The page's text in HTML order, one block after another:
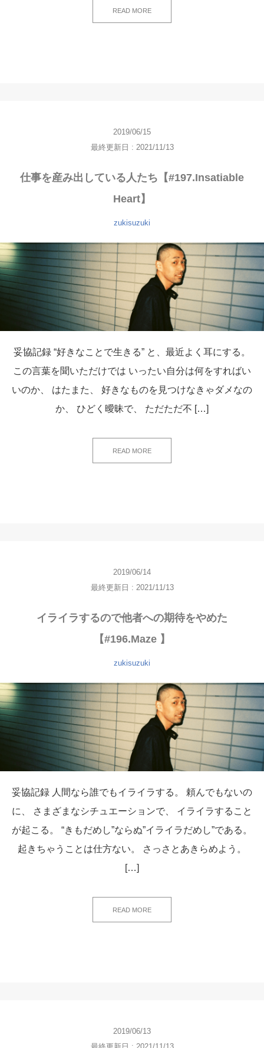
READ MORE
2019/06/15
最終更新日 : 2021/11/13
仕事を産み出している人たち【#197.Insatiable
Heart】
zukisuzuki
妥協記録 “好きなことで生きる” と、最近よく耳にする。
この言葉を聞いただけでは いったい自分は何をすればい
いのか、 はたまた、 好きなものを見つけなきゃダメなの
か、 ひどく曖昧で、 ただただ不 […]
READ MORE
2019/06/14
最終更新日 : 2021/11/13
イライラするので他者への期待をやめた
【#196.Maze 】
zukisuzuki
妥協記録 人間なら誰でもイライラする。 頼んでもないの
に、 さまざまなシチュエーションで、 イライラすること
が起こる。 “きもだめし”ならぬ”イライラだめし”である。
起きちゃうことは仕方ない。 さっさとあきらめよう。
[…]
READ MORE
2019/06/13